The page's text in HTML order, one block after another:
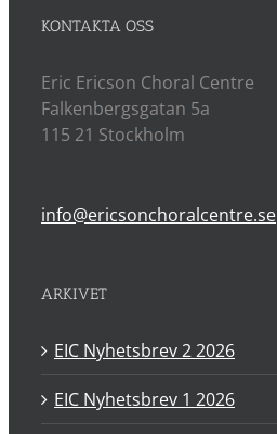
KONTAKTA OSS
Eric Ericson Choral Centre
Falkenbergsgatan 5a
115 21 Stockholm
info@ericsonchoralcentre.se
ARKIVET
EIC Nyhetsbrev 2 2026
EIC Nyhetsbrev 1 2026